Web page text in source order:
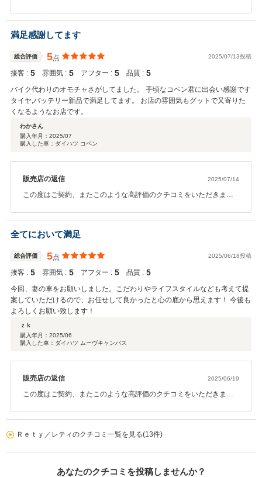
満足感謝してます
総合評価 5点 2025/07/13投稿
接客 : 5 雰囲気 : 5 アフター : 5 品質 : 5
バイク代わりのオモチャさがしてました。 手頃なコペン君に出会い感謝です
タイヤ,バッテリー新品で満足してます。 お店の雰囲気もグットで又寄りた
くなるようなお店です。
わかさん
購入年月： 2025/07
購入した車：ダイハツ コペン
販売店の返信 2025/07/14
この度はご契約、またこのような高評価のクチコミをいただきまし
もぜひお手伝いさせて頂ければ幸いです。何卒宜しくお願い致しま
す。
全てにおいて満足
総合評価 5点 2025/06/18投稿
接客 : 5 雰囲気 : 5 アフター : 5 品質 : 5
今回、妻の車をお願いしました。こだわりやライフスタイルなども考えて提
案していただけるので、お任せして良かったと心の底から思えます！ 今後も
よろしくお願い致します！
ｚｋ
購入年月： 2025/06
購入した車：ダイハツ ムーヴキャンバス
販売店の返信 2025/06/19
この度はご契約、またこのような高評価のクチコミをいただきまし
Ｒｅｔｙ／レティのクチコミ一覧を見る(13件)
あなたのクチコミを投稿しませんか？